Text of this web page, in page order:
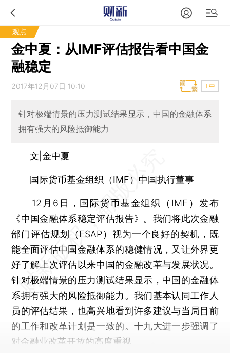
观点
金中夏：从IMF评估报告看中国金
融稳定
2017年12月07日 10:10 T中
针对极端情景的压力测试结果显示，中国的金融体系
拥有强大的风险抵御能力
文|金中夏
国际货币基金组织（IMF）中国执行董事
12月6日，国际货币基金组织（IMF）发布
《中国金融体系稳定评估报告》。我们将此次金融
部门评估规划（FSAP）视为一个良好的契机，既
能全面评估中国金融体系的稳健情况，又让外界更
好了解上次评估以来中国的金融改革与发展状况。
针对极端情景的压力测试结果显示，中国的金融体
系拥有强大的风险抵御能力。我们基本认同工作人
员的评估结果，也高兴地看到许多建议与当局目前
的工作和改革计划是一致的。十九大进一步强调了
对金融业改革开放的高度重视。